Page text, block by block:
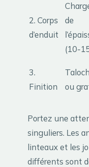
2. Corps
d’enduit
de
(10-
3.
Finition
ou
Portez une
singuliers. Les
linteaux et les
différents sont